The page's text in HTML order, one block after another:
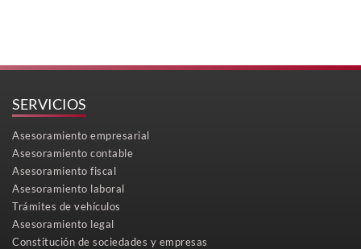
SERVICIOS
Asesoramiento empresarial
Asesoramiento contable
Asesoramiento fiscal
Asesoramiento laboral
Trámites de vehículos
Asesoramiento legal
Constitución de sociedades y empresas